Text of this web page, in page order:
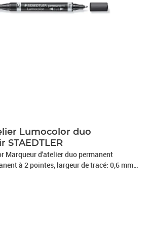
Lumocolor duo
STAEDTLER
Marqueur d'atelier duo permanent
à 2 pointes, largeur de tracé: 0,6 mm
des outils, pour marquer les piècesen
couleur : noir(348-9 BK-1)